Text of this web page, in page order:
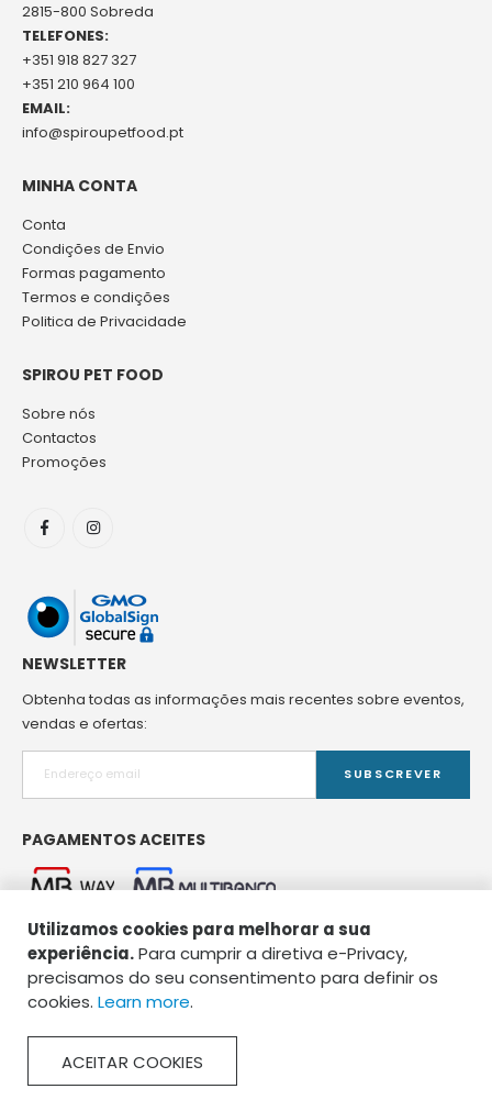
Utilizamos cookies para melhorar a sua
experiência.Para cumprir a diretiva e-Privacy,
precisamos do seu consentimento para definir os
cookies. Learn more.
ACEITAR COOKIES
2815-800 Sobreda
TELEFONES:
+351 918 827 327
+351 210 964 100
EMAIL:
info@spiroupetfood.pt
MINHA CONTA
Conta
Condições de Envio
Formas pagamento
Termos e condições
Politica de Privacidade
SPIROU PET FOOD
Sobre nós
Contactos
Promoções
NEWSLETTER
Obtenha todas as informações mais recentes sobre eventos,
vendas e ofertas:
SUBSCREVER
PAGAMENTOS ACEITES